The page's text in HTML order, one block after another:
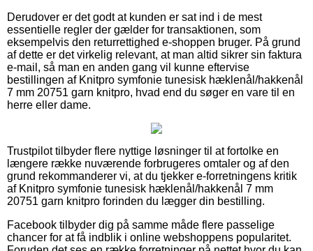
Derudover er det godt at kunden er sat ind i de mest
essentielle regler der gælder for transaktionen, som
eksempelvis den returrettighed e-shoppen bruger. På grund
af dette er det virkelig relevant, at man altid sikrer sin faktura
e-mail, så man en anden gang vil kunne eftervise
bestillingen af Knitpro symfonie tunesisk hæklenål/hakkenål
7 mm 20751 garn knitpro, hvad end du søger en vare til en
herre eller dame.
Trustpilot tilbyder flere nyttige løsninger til at fortolke en
længere række nuværende forbrugeres omtaler og af den
grund rekommanderer vi, at du tjekker e-forretningens kritik
af Knitpro symfonie tunesisk hæklenål/hakkenål 7 mm
20751 garn knitpro forinden du lægger din bestilling.
Facebook tilbyder dig på samme måde flere passelige
chancer for at få indblik i online webshoppens popularitet.